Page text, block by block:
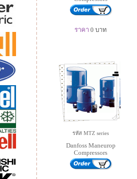
ราคา 0 บาท
รหัส MTZ series
Danfoss Maneurop
Compressors